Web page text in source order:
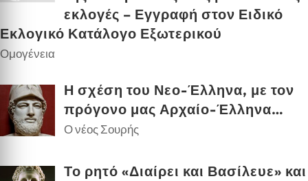
εκλογές – Εγγραφή στον Ειδικό
Εκλογικό Κατάλογο Εξωτερικού
Ομογένεια
Η σχέση του Νεο-Έλληνα, με τον
πρόγονο μας Αρχαίο-Έλληνα…
Ο νέος Σουρής
Το ρητό «Διαίρει και Βασίλευε» και